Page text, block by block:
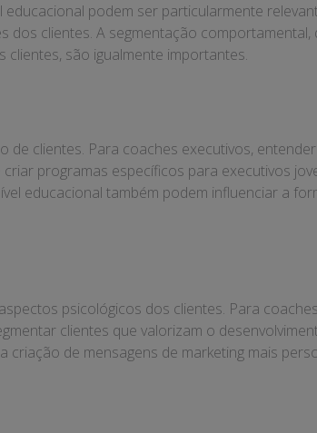
podem ser particularmente
clientes. A segmentação
clientes, são igualmente importantes.
clientes. Para coaches executivos,
programas específicos para executivos
educacional também podem influenciar a
psicológicos dos clientes. Para
clientes que valorizam o
de mensagens de marketing mais